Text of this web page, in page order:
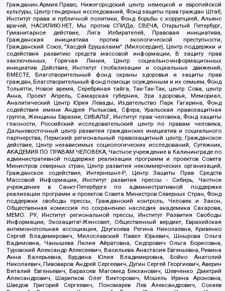
Гражданин.Армия.Право, Нижегородский центр немецкой и европейской
культуры, Центр гендерных исследований, Фонд защиты прав граждан Штаб,
Институт права и публичной политики, Фонд борьбы с коррупцией, Альянс
врачей, НАСИЛИЮ.НЕТ, Мы против СПИДа, СВЕЧА, Открытый Петербург,
Гуманитарное действие, Лига Избирателей, Правовая инициатива,
Гражданская инициатива против экологической преступности,
Гражданский Союз, "Хасдей Ерушалаим" (Милосердие), Центр поддержки и
содействия развитию средств массовой информации, В защиту прав
заключенных, Горячая Линия, Центр социально-информационных
инициатив Действие, Институт глобализации и социальных движений,
ВМЕСТЕ, Благотворительный фонд охраны здоровья и защиты прав
граждан, Благотворительный фонд помощи осужденным и их семьям, Фонд
Тольятти, Новое время, Серебряная тайга, Так-Так-Так, центр Сова, центр
Анна, Проект Апрель, Самарская губерния, Эра здоровья, Мемориал,
Аналитический Центр Юрия Левады, Издательство Парк Гагарина, Фонд
содействия имени Андрея Рылькова, Сфера, Уральская правозащитная
группа, Женщины Евразии, СИБАЛЬТ, Институт прав человека, Фонд защиты
гласности, Российский исследовательский центр по правам человека,
Дальневосточный центр развития гражданских инициатив и социального
партнерства, Пермский региональный правозащитный центр, Гражданское
действие, Центр независимых социологических исследований, Сутяжник,
АКАДЕМИЯ ПО ПРАВАМ ЧЕЛОВЕКА, Частное учреждение в Калининграде по
административной поддержке реализации программ и проектов Совета
Министров северных стран, Центр развития некоммерческих организаций,
Гражданское содействие, Интернешнл-Р, Центр Защиты Прав Средств
Массовой Информации, Институт развития прессы - Сибирь, Частное
учреждение в Санкт-Петербурге по административной поддержке
реализации программ и проектов Совета Министров Северных Стран, Фонд
поддержки свободы прессы, Гражданский контроль, Человек и Закон,
Общественная комиссия по сохранению наследия академика Сахарова,
МЕМО. РУ, Институт региональной прессы, Институт Развития Свободы
Информации, Экозащита!-Женсовет, Общественный вердикт, Евразийская
антимонопольная ассоциация, Дзугкоева Регина Николаевна, Кривенко
Сергей Владимирович, Милославский Павел Юрьевич, Шнырова Ольга
Вадимовна, Чанышева Лилия Айратовна, Сидорович Ольга Борисовна,
Туровский Александр Алексеевич, Васильева Анастасия Евгеньевна, Ривина
Анна Валерьевна, Бурдина Юлия Владимировна, Бойко Анатолий
Николаевич, Пивоваров Андрей Сергеевич, Дугин Сергей Георгиевич, Аверин
Виталий Евгеньевич, Барахоев Магомед Бекханович, Шевченко Дмитрий
Александрович, Шарипков Олег Викторович, Мошель Ирина Ароновна,
Шведов Григорий Сергеевич, Пономарев Лев Александрович, Созаев